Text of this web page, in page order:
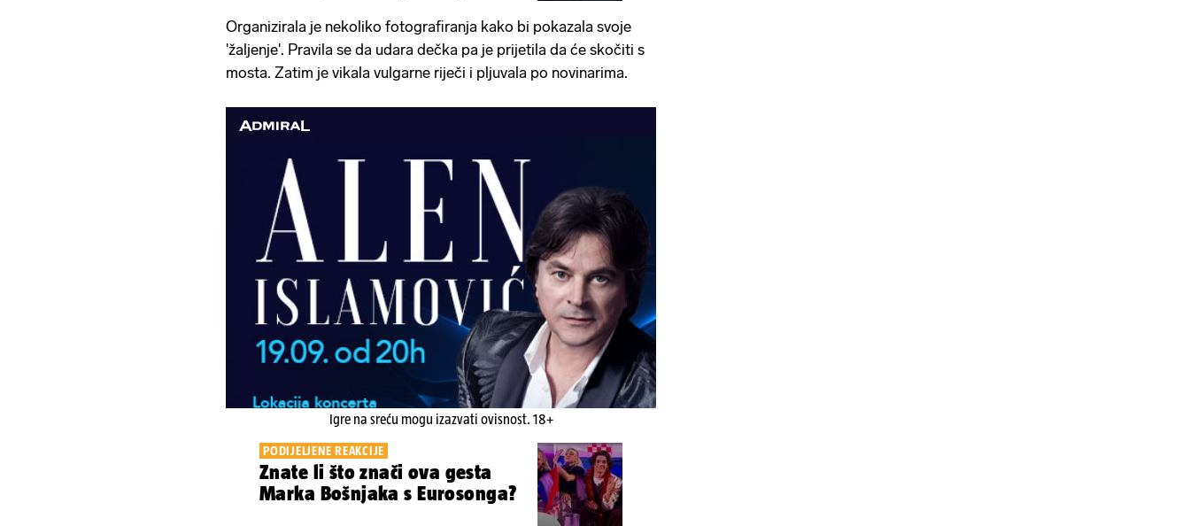
Organizirala je nekoliko fotografiranja kako bi pokazala svoje
'žaljenje'. Pravila se da udara dečka pa je prijetila da će skočiti s
mosta. Zatim je vikala vulgarne riječi i pljuvala po novinarima.
Igre na sreću mogu izazvati ovisnost. 18+
PODIJELJENE REAKCIJE
Znate li što znači ova gesta
Marka Bošnjaka s Eurosonga?